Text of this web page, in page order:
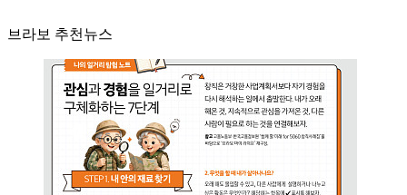
브라보 추천뉴스